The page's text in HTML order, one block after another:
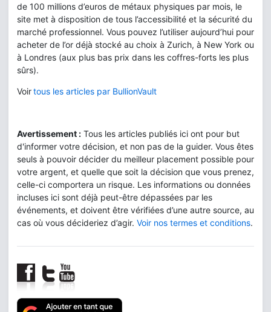
de 100 millions d’euros de métaux physiques par mois, le
site met à disposition de tous l’accessibilité et la sécurité du
marché professionnel. Vous pouvez l’utiliser aujourd’hui pour
acheter de l’or déjà stocké au choix à Zurich, à New York ou
à Londres (aux plus bas prix dans les coffres-forts les plus
sûrs).
Voirtous les articles par BullionVault
Avertissement : Tous les articles publiés ici ont pour but
d'informer votre décision, et non pas de la guider. Vous êtes
seuls à pouvoir décider du meilleur placement possible pour
votre argent, et quelle que soit la décision que vous prenez,
celle-ci comportera un risque. Les informations ou données
incluses ici sont déjà peut-être dépassées par les
événements, et doivent être vérifiées d’une autre source, au
cas où vous décideriez d’agir. Voir nos termes et conditions.